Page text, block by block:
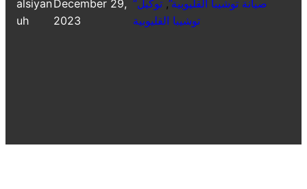
alsiyan
uh
December 29,
2023
“صيانة توشيبا القليوبية”, توكيل
توشيبا القليوبية